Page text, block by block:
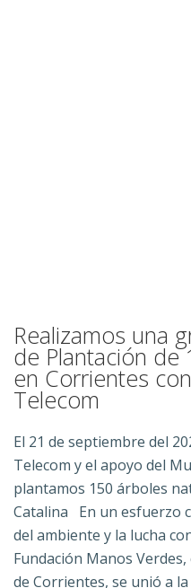
Realizamos una
de Plantación de
en Corrientes
Telecom
El 21 de septiembre del
Telecom y el apoyo del
plantamos 150 árboles
Catalina En un esfuerzo
del ambiente y la lucha
Fundación Manos
de Corrientes, se unió a